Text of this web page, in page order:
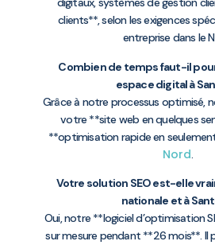
clients**, selon les exigences
entreprise dans le
Combien de temps faut-il
espace digital à
Grâce à notre processus optimisé,
votre **site web en quelques
**optimisation rapide en
Nord.
Votre solution SEO est-elle
nationale et à
Oui, notre **logiciel d’optimisation
sur mesure pendant **26 mois**. Il